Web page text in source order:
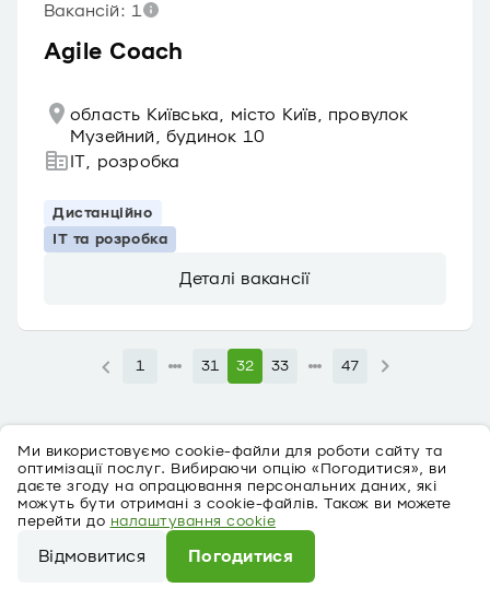
Ми використовуємо cookie-файли для роботи сайту та
оптимізації послуг. Вибираючи опцію «Погодитися», ви
даєте згоду на опрацювання персональних даних, які
можуть бути отримані з cookie-файлів. Також ви можете
перейти до налаштування cookie
Відмовитися
Погодитися
Agile Coach
Вакансій: 1
область Київська, місто Київ, провулок
Музейний, будинок 10
IT, розробка
Дистанційно
IT та розробка
Деталі вакансії
1 31 32 33 47
2026 ПриватБанк Ліцензія № 22 від 05.10.2011